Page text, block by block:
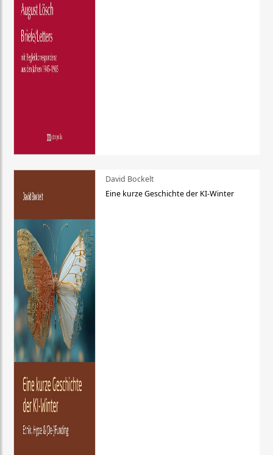
David Bockelt
Eine kurze Geschichte der KI-Winter